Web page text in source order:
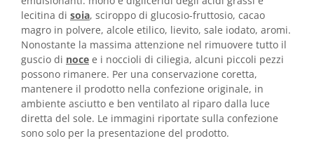
lecitina di soia, sciroppo di glucosio-fruttosio, cacao
magro in polvere, alcole etilico, lievito, sale iodato, aromi.
Nonostante la massima attenzione nel rimuovere tutto il
guscio di noce e i noccioli di ciliegia, alcuni piccoli pezzi
possono rimanere. Per una conservazione coretta,
mantenere il prodotto nella confezione originale, in
ambiente asciutto e ben ventilato al riparo dalla luce
diretta del sole. Le immagini riportate sulla confezione
sono solo per la presentazione del prodotto.